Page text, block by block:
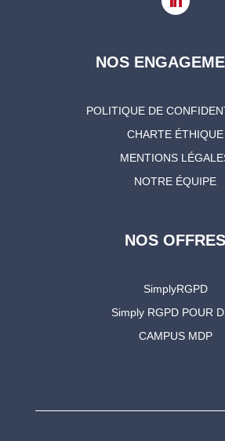
NOS
POLITIQUE DE
CHARTE ÉTHIQUE
MENTIONS
NOTRE ÉQUIPE
NOS OFFRES
SimplyRGPD
Simply RGPD POUR
CAMPUS MDP